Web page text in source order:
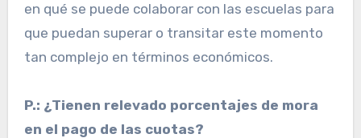
en qué se puede colaborar con las escuelas para
que puedan superar o transitar este momento
tan complejo en términos económicos.
P.: ¿Tienen relevado porcentajes de mora
en el pago de las cuotas?